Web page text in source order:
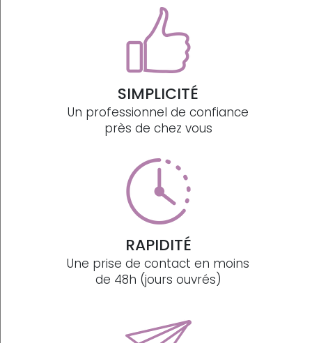
SIMPLICITÉ
Un professionnel de confiance
près de chez vous
RAPIDITÉ
Une prise de contact en moins
de 48h (jours ouvrés)